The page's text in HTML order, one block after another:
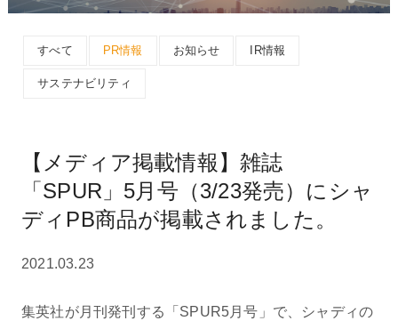
すべて PR情報 お知らせ IR情報
サステナビリティ
【メディア掲載情報】雑誌
「SPUR」5月号（3/23発売）にシャ
ディPB商品が掲載されました。
2021.03.23
集英社が月刊発刊する「SPUR5月号」で、シャディの